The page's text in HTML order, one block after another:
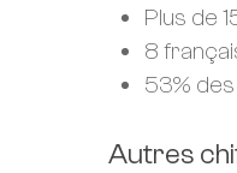
Plus de
8
53%
Autres